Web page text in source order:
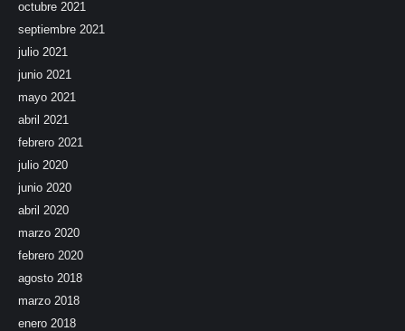
octubre 2021
septiembre 2021
julio 2021
junio 2021
mayo 2021
abril 2021
febrero 2021
julio 2020
junio 2020
abril 2020
marzo 2020
febrero 2020
agosto 2018
marzo 2018
enero 2018